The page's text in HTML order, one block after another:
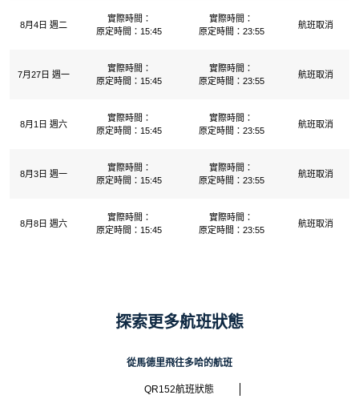
8月4日 週二
實際時間：
原定時間：15:45
實際時間：
原定時間：23:55
航班取消
7月27日 週一
實際時間：
原定時間：15:45
實際時間：
原定時間：23:55
航班取消
8月1日 週六
實際時間：
原定時間：15:45
實際時間：
原定時間：23:55
航班取消
8月3日 週一
實際時間：
原定時間：15:45
實際時間：
原定時間：23:55
航班取消
8月8日 週六
實際時間：
原定時間：15:45
實際時間：
原定時間：23:55
航班取消
探索更多航班狀態
從馬德里飛往多哈的航班
QR152航班狀態